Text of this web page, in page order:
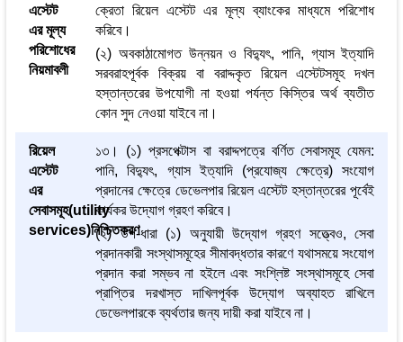
এস্টেট
এর মূল্য
পরিশোধের
নিয়মাবলী
ক্রেতা রিয়েল এস্টেট এর মূল্য ব্যাংকের মাধ্যমে পরিশোধ
করিবে।
(২) অবকাঠামোগত উন্নয়ন ও বিদ্যুৎ, পানি, গ্যাস ইত্যাদি
সরবরাহপূর্বক বিক্রয় বা বরাদ্দকৃত রিয়েল এস্টেটসমূহ দখল
হস্তান্তরের উপযোগী না হওয়া পর্যন্ত কিস্তির অর্থ ব্যতীত
কোন সুদ নেওয়া যাইবে না।
রিয়েল
এস্টেট
এর
সেবাসমূহ(utility
services)নিশ্চিতকরণ
১৩। (১) প্রসপেক্টাস বা বরাদ্দপত্রে বর্ণিত সেবাসমূহ যেমন:
পানি, বিদ্যুৎ, গ্যাস ইত্যাদি (প্রযোজ্য ক্ষেত্রে) সংযোগ
প্রদানের ক্ষেত্রে ডেভেলপার রিয়েল এস্টেট হস্তান্তরের পূর্বেই
কার্যকর উদ্যোগ গ্রহণ করিবে।
(২) উপ-ধারা (১) অনুযায়ী উদ্যোগ গ্রহণ সত্ত্বেও, সেবা
প্রদানকারী সংস্থাসমূহের সীমাবদ্ধতার কারণে যথাসময়ে সংযোগ
প্রদান করা সম্ভব না হইলে এবং সংশ্লিষ্ট সংস্থাসমূহে সেবা
প্রাপ্তির দরখাস্ত দাখিলপূর্বক উদ্যোগ অব্যাহত রাখিলে
ডেভেলপারকে ব্যর্থতার জন্য দায়ী করা যাইবে না।